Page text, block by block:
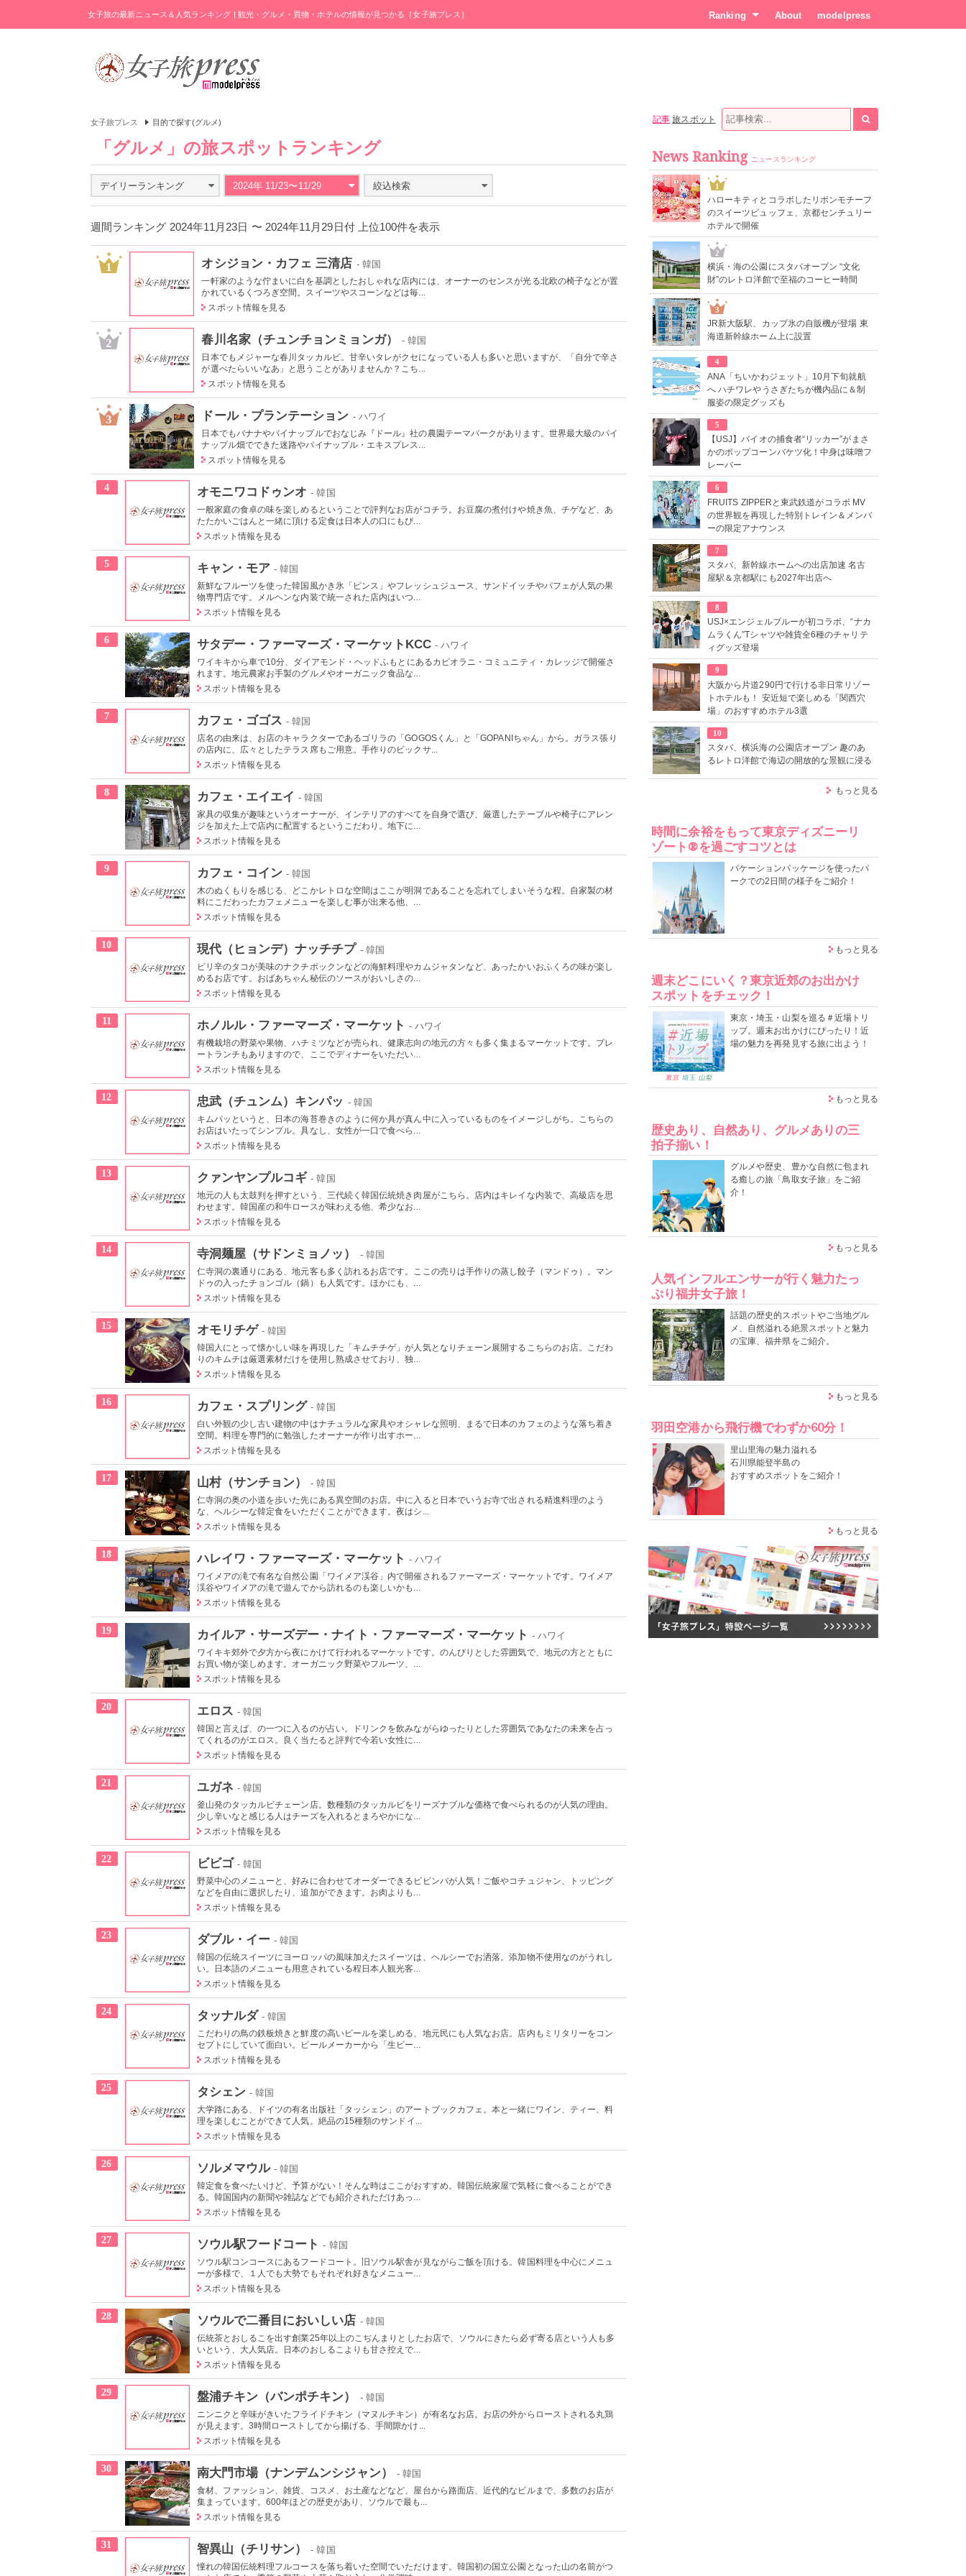
女子旅の最新ニュース＆人気ランキング | 観光・グルメ・買物・ホテルの情報が見つかる［女子旅プレス］ Ranking About modelpress
女子旅プレス 目的で探す(グルメ)
「グルメ」の旅スポットランキング
デイリーランキング 2024年 11/23〜11/29 絞込検索
週間ランキング 2024年11月23日 〜 2024年11月29日付 上位100件を表示
1 オシジョン・カフェ 三清店 - 韓国
一軒家のような佇まいに白を基調としたおしゃれな店内には、オーナーのセンスが光る北欧の椅子などが置
かれているくつろぎ空間。スイーツやスコーンなどは毎...
スポット情報を見る
2 春川名家（チュンチョンミョンガ） - 韓国
日本でもメジャーな春川タッカルビ。甘辛いタレがクセになっている人も多いと思いますが、「自分で辛さ
が選べたらいいなあ」と思うことがありませんか？こち...
スポット情報を見る
3 ドール・プランテーション - ハワイ
日本でもバナナやパイナップルでおなじみ『ドール』社の農園テーマパークがあります。世界最大級のパイ
ナップル畑でできた迷路やパイナップル・エキスプレス...
スポット情報を見る
4 オモニワコドゥンオ - 韓国
一般家庭の食卓の味を楽しめるということで評判なお店がコチラ。お豆腐の煮付けや焼き魚、チゲなど、あ
たたかいごはんと一緒に頂ける定食は日本人の口にもぴ...
スポット情報を見る
5 キャン・モア - 韓国
新鮮なフルーツを使った韓国風かき氷「ピンス」やフレッシュジュース、サンドイッチやパフェが人気の果
物専門店です。メルヘンな内装で統一された店内はいつ...
スポット情報を見る
6 サタデー・ファーマーズ・マーケットKCC - ハワイ
ワイキキから車で10分、ダイアモンド・ヘッドふもとにあるカピオラニ・コミュニティ・カレッジで開催さ
れます。地元農家お手製のグルメやオーガニック食品な...
スポット情報を見る
7 カフェ・ゴゴス - 韓国
店名の由来は、お店のキャラクターであるゴリラの「GOGOSくん」と「GOPANIちゃん」から。ガラス張り
の店内に、広々としたテラス席もご用意。手作りのビックサ...
スポット情報を見る
8 カフェ・エイエイ - 韓国
家具の収集が趣味というオーナーが、インテリアのすべてを自身で選び、厳選したテーブルや椅子にアレン
ジを加えた上で店内に配置するというこだわり。地下に...
スポット情報を見る
9 カフェ・コイン - 韓国
木のぬくもりを感じる、どこかレトロな空間はここが明洞であることを忘れてしまいそうな程。自家製の材
料にこだわったカフェメニューを楽しむ事が出来る他、...
スポット情報を見る
10 現代（ヒョンデ）ナッチチプ - 韓国
ピリ辛のタコが美味のナクチポックンなどの海鮮料理やカムジャタンなど、あったかいおふくろの味が楽し
めるお店です。おばあちゃん秘伝のソースがおいしさの...
スポット情報を見る
11 ホノルル・ファーマーズ・マーケット - ハワイ
有機栽培の野菜や果物、ハチミツなどが売られ、健康志向の地元の方々も多く集まるマーケットです。プレ
ートランチもありますので、ここでディナーをいただい...
スポット情報を見る
12 忠武（チュンム）キンパッ - 韓国
キムパッというと、日本の海苔巻きのように何か具が真ん中に入っているものをイメージしがち。こちらの
お店はいたってシンプル。具なし、女性が一口で食べら...
スポット情報を見る
13 クァンヤンプルコギ - 韓国
地元の人も太鼓判を押すという、三代続く韓国伝統焼き肉屋がこちら。店内はキレイな内装で、高級店を思
わせます。韓国産の和牛ロースが味わえる他、希少なお...
スポット情報を見る
14 寺洞麺屋（サドンミョノッ） - 韓国
仁寺洞の裏通りにある、地元客も多く訪れるお店です。ここの売りは手作りの蒸し餃子（マンドゥ）。マン
ドゥの入ったチョンゴル（鍋）も人気です。ほかにも、...
スポット情報を見る
15 オモリチゲ - 韓国
韓国人にとって懐かしい味を再現した「キムチチゲ」が人気となりチェーン展開するこちらのお店。こだわ
りのキムチは厳選素材だけを使用し熟成させており、独...
スポット情報を見る
16 カフェ・スプリング - 韓国
白い外観の少し古い建物の中はナチュラルな家具やオシャレな照明、まるで日本のカフェのような落ち着き
空間。料理を専門的に勉強したオーナーが作り出すホー...
スポット情報を見る
17 山村（サンチョン） - 韓国
仁寺洞の奥の小道を歩いた先にある異空間のお店。中に入ると日本でいうお寺で出される精進料理のよう
な、ヘルシーな韓定食をいただくことができます。夜はシ...
スポット情報を見る
18 ハレイワ・ファーマーズ・マーケット - ハワイ
ワイメアの滝で有名な自然公園「ワイメア渓谷」内で開催されるファーマーズ・マーケットです。ワイメア
渓谷やワイメアの滝で遊んでから訪れるのも楽しいかも...
スポット情報を見る
19 カイルア・サーズデー・ナイト・ファーマーズ・マーケット - ハワイ
ワイキキ郊外で夕方から夜にかけて行われるマーケットです。のんびりとした雰囲気で、地元の方とともに
お買い物が楽しめます。オーガニック野菜やフルーツ、...
スポット情報を見る
20 エロス - 韓国
韓国と言えば、の一つに入るのが占い。ドリンクを飲みながらゆったりとした雰囲気であなたの未来を占っ
てくれるのがエロス。良く当たると評判で今若い女性に...
スポット情報を見る
21 ユガネ - 韓国
釜山発のタッカルビチェーン店。数種類のタッカルビをリーズナブルな価格で食べられるのが人気の理由。
少し辛いなと感じる人はチーズを入れるとまろやかにな...
スポット情報を見る
22 ビビゴ - 韓国
野菜中心のメニューと、好みに合わせてオーダーできるビビンバが人気！ご飯やコチュジャン、トッピング
などを自由に選択したり、追加ができます。お肉よりも...
スポット情報を見る
23 ダブル・イー - 韓国
韓国の伝統スイーツにヨーロッパの風味加えたスイーツは、ヘルシーでお洒落。添加物不使用なのがうれし
い。日本語のメニューも用意されている程日本人観光客...
スポット情報を見る
24 タッナルダ - 韓国
こだわりの鳥の鉄板焼きと鮮度の高いビールを楽しめる、地元民にも人気なお店。店内もミリタリーをコン
セプトにしていて面白い。ビールメーカーから「生ビー...
スポット情報を見る
25 タシェン - 韓国
大学路にある、ドイツの有名出版社「タッシェン」のアートブックカフェ。本と一緒にワイン、ティー、料
理を楽しむことができて人気。絶品の15種類のサンドイ...
スポット情報を見る
26 ソルメマウル - 韓国
韓定食を食べたいけど、予算がない！そんな時はここがおすすめ。韓国伝統家屋で気軽に食べることができ
る。韓国国内の新聞や雑誌などでも紹介されただけあっ...
スポット情報を見る
27 ソウル駅フードコート - 韓国
ソウル駅コンコースにあるフードコート。旧ソウル駅舎が見ながらご飯を頂ける。韓国料理を中心にメニュ
ーが多様で、１人でも大勢でもそれぞれ好きなメニュー...
スポット情報を見る
28 ソウルで二番目においしい店 - 韓国
伝統茶とおしるこを出す創業25年以上のこぢんまりとしたお店で、ソウルにきたら必ず寄る店という人も多
いという、大人気店。日本のおしるこよりも甘さ控えで...
スポット情報を見る
29 盤浦チキン（バンポチキン） - 韓国
ニンニクと辛味がきいたフライドチキン（マヌルチキン）が有名なお店。お店の外からローストされる丸鶏
が見えます。3時間ローストしてから揚げる、手間隙かけ...
スポット情報を見る
30 南大門市場（ナンデムンシジャン） - 韓国
食材、ファッション、雑貨、コスメ、お土産などなど、屋台から路面店、近代的なビルまで、多数のお店が
集まっています。600年ほどの歴史があり、ソウルで最も...
スポット情報を見る
31 智異山（チリサン） - 韓国
憧れの韓国伝統料理フルコースを落ち着いた空間でいただけます。韓国初の国立公園となった山の名前がつ
記事 旅スポット
News Ranking ニュースランキング
1
ハローキティとコラボしたリボンモチーフ
のスイーツビュッフェ、京都センチュリー
ホテルで開催
2
横浜・海の公園にスタバオープン “文化
財”のレトロ洋館で至福のコーヒー時間
3
JR新大阪駅、カップ氷の自販機が登場 東
海道新幹線ホーム上に設置
4
ANA「ちいかわジェット」10月下旬就航
へ ハチワレやうさぎたちが機内品に＆制
服姿の限定グッズも
5
【USJ】バイオの捕食者“リッカー”がまさ
かのポップコーンバケツ化！中身は味噌フ
レーバー
6
FRUITS ZIPPERと東武鉄道がコラボ MV
の世界観を再現した特別トレイン＆メンバ
ーの限定アナウンス
7
スタバ、新幹線ホームへの出店加速 名古
屋駅＆京都駅にも2027年出店へ
8
USJ×エンジェルブルーが初コラボ、“ナカ
ムラくん”Tシャツや雑貨全6種のチャリテ
ィグッズ登場
9
大阪から片道290円で行ける非日常リゾー
トホテルも！ 安近短で楽しめる「関西穴
場」のおすすめホテル3選
10
スタバ、横浜海の公園店オープン 趣のあ
るレトロ洋館で海辺の開放的な景観に浸る
もっと見る
時間に余裕をもって東京ディズニーリ
ゾート®を過ごすコツとは
バケーションパッケージを使ったパ
ークでの2日間の様子をご紹介！
もっと見る
週末どこにいく？東京近郊のお出かけ
スポットをチェック！
東京・埼玉・山梨を巡る＃近場トリ
ップ。週末お出かけにぴったり！近
場の魅力を再発見する旅に出よう！
もっと見る
歴史あり、自然あり、グルメありの三
拍子揃い！
グルメや歴史、豊かな自然に包まれ
る癒しの旅「鳥取女子旅」をご紹
介！
もっと見る
人気インフルエンサーが行く魅力たっ
ぷり福井女子旅！
話題の歴史的スポットやご当地グル
メ、自然溢れる絶景スポットと魅力
の宝庫、福井県をご紹介。
もっと見る
羽田空港から飛行機でわずか60分！
里山里海の魅力溢れる
石川県能登半島の
おすすめスポットをご紹介！
もっと見る